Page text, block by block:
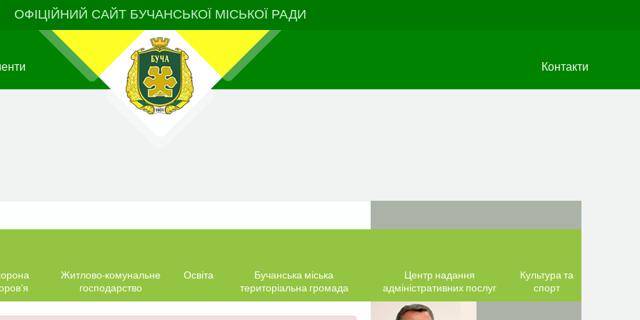
ОФІЦІЙНИЙ САЙТ БУЧАНСЬКОЇ МІСЬКОЇ РАДИ
Контакти
Житлово-комунальне
господарство
Освіта
Бучанська міська
територіальна громада
Центр надання
адміністративних послуг
Культура та
спорт